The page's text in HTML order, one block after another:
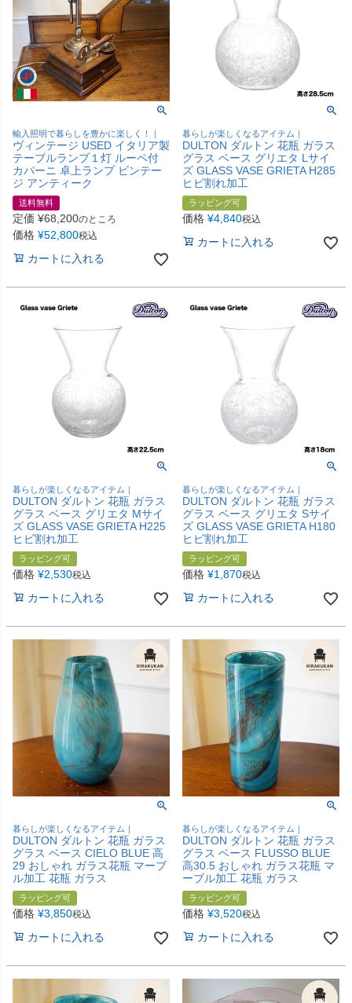
輸入照明で暮らしを豊かに楽しく！｜
ヴィンテージ USED イタリア製
テーブルランプ１灯 ルーペ付
カパーニ 卓上ランプ ビンテー
ジ アンティーク
送料無料
定価 ¥68,200のところ
価格 ¥52,800税込
カートに入れる
暮らしが楽しくなるアイテム｜
DULTON ダルトン 花瓶 ガラス
グラス ベース グリエタ Lサイ
ズ GLASS VASE GRIETA H285
ヒビ割れ加工
ラッピング可
価格 ¥4,840税込
カートに入れる
暮らしが楽しくなるアイテム｜
DULTON ダルトン 花瓶 ガラス
グラス ベース グリエタ Mサイ
ズ GLASS VASE GRIETA H225
ヒビ割れ加工
ラッピング可
価格 ¥2,530税込
カートに入れる
暮らしが楽しくなるアイテム｜
DULTON ダルトン 花瓶 ガラス
グラス ベース グリエタ Sサイ
ズ GLASS VASE GRIETA H180
ヒビ割れ加工
ラッピング可
価格 ¥1,870税込
カートに入れる
暮らしが楽しくなるアイテム｜
DULTON ダルトン 花瓶 ガラス
グラス ベース CIELO BLUE 高
29 おしゃれ ガラス花瓶 マーブ
ル加工 花瓶 ガラス
ラッピング可
価格 ¥3,850税込
カートに入れる
暮らしが楽しくなるアイテム｜
DULTON ダルトン 花瓶 ガラス
グラス ベース FLUSSO BLUE
高30.5 おしゃれ ガラス花瓶 マ
ーブル加工 花瓶 ガラス
ラッピング可
価格 ¥3,520税込
カートに入れる